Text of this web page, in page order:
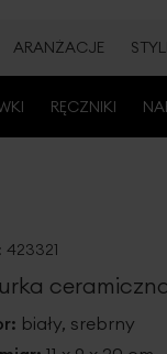
ARANŻACJE
RĘCZNIKI
423321
biały, srebrny